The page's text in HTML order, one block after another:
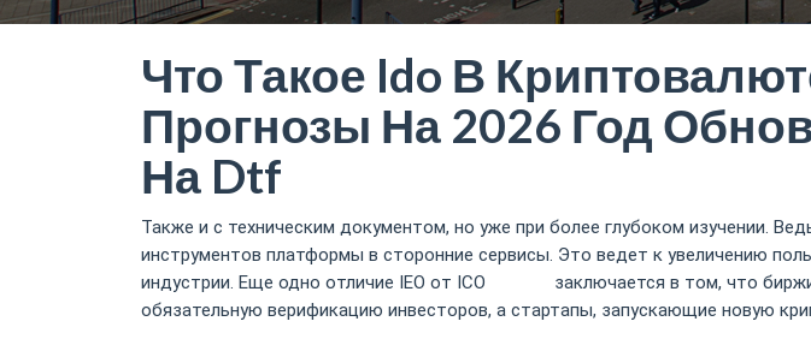
Что Такое Ido В
Прогнозы На 2026 Год
На Dtf
Также и с техническим документом, но уже при более глубоком изучении.
инструментов платформы в сторонние сервисы. Это ведет к увеличению
индустрии. Еще одно отличие IEO от ICO
заключается в том, что
обязательную верификацию инвесторов, а стартапы, запускающие новую